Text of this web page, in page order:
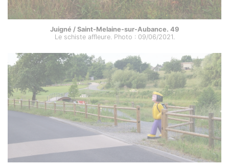
Juigné / Saint-Melaine-sur-Aubance. 49
Le schiste affleure. Photo : 09/06/2021.